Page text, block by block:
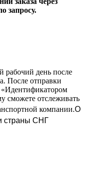
запросу.
день после
После отправки
сможете отслеживать
компании.О
страны СНГ